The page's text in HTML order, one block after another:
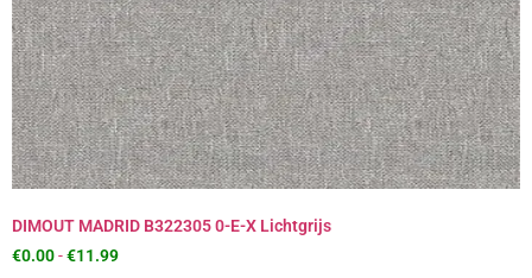
DIMOUT MADRID B322305 0-E-X Lichtgrijs
€0.00-€11.99